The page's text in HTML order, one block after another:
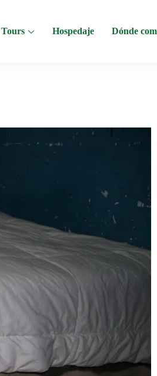
Tours Hospedaje Dónde